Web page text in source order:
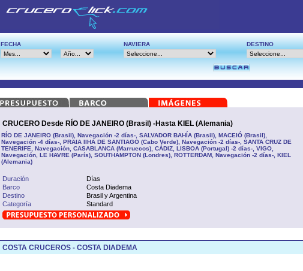
FECHA NAVIERA DESTINO
CRUCERO Desde RÍO DE JANEIRO (Brasil) -Hasta KIEL (Alemania)
RÍO DE JANEIRO (Brasil), Navegación -2 días-, SALVADOR BAHÍA (Brasil), MACEIÓ (Brasil),
Navegación -4 días-, PRAIA IIHA DE SANTIAGO (Cabo Verde), Navegación -2 días-, SANTA CRUZ DE
TENERIFE, Navegación, CASABLANCA (Marruecos), CÁDIZ, LISBOA (Portugal) -2 días-, VIGO,
Navegación, LE HAVRE (París), SOUTHAMPTON (Londres), ROTTERDAM, Navegación -2 días-, KIEL
(Alemania)
Duración
Días
Barco
Costa Diadema
Destino
Brasil y Argentina
Categoría
Standard
COSTA CRUCEROS - COSTA DIADEMA